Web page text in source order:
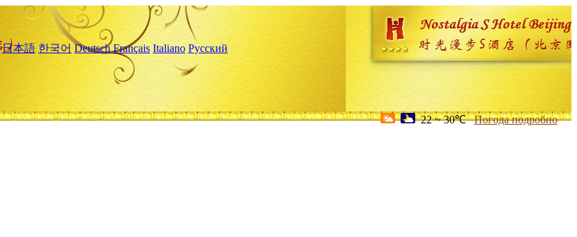
日本語 한국어 Deutsch Français Italiano Русский
22 ~ 30℃ Погода подробно